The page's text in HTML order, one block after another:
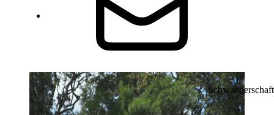
Schwangerschaft